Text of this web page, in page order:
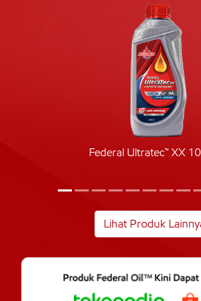
Federal Ultratec™ XX
Lihat Produk